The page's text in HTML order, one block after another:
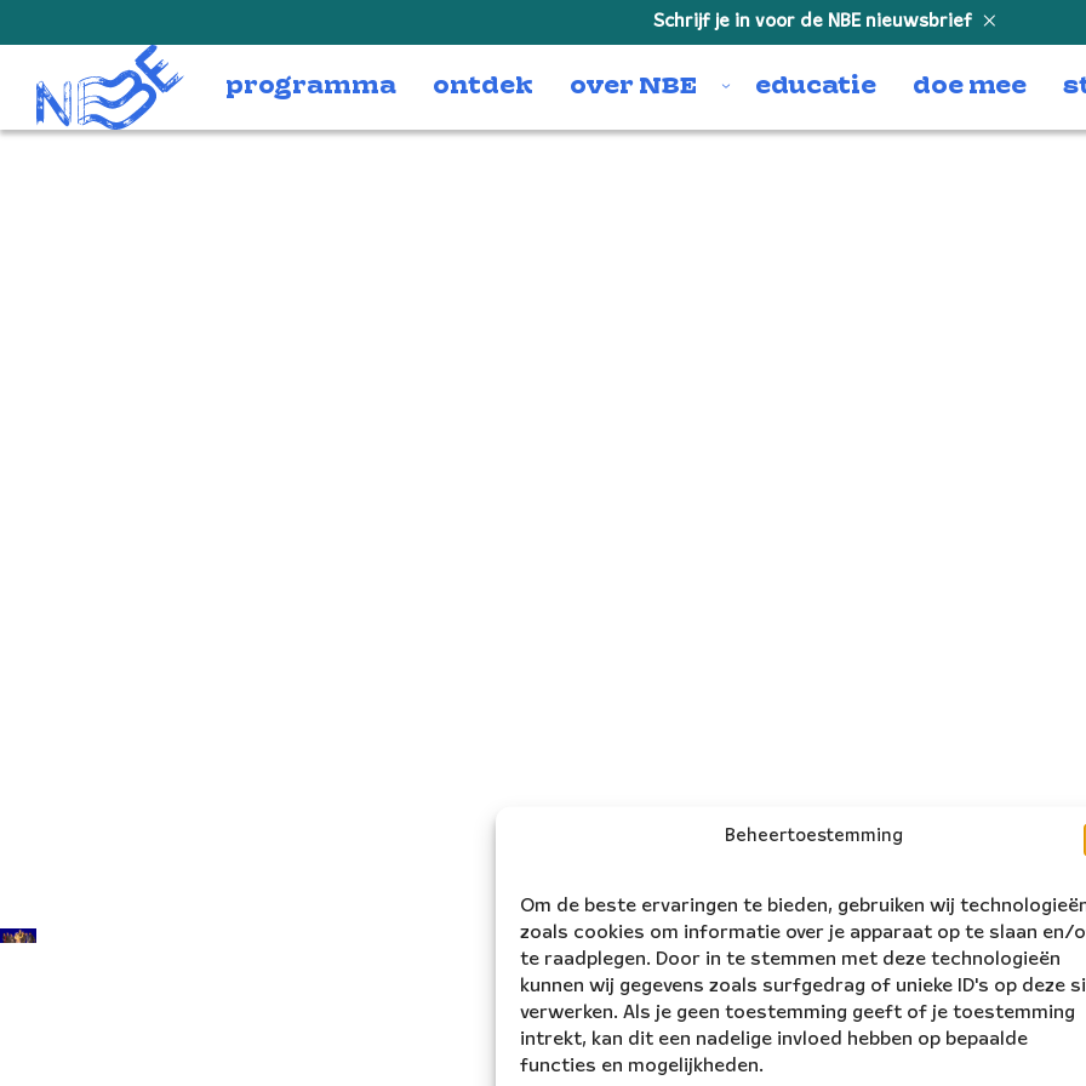
Beheertoestemming
Om de beste ervaringen te bieden, gebruiken wij
zoals cookies om informatie over je apparaat op te slaan en/
te raadplegen. Door in te stemmen met deze technologieën
kunnen wij gegevens zoals surfgedrag of unieke ID's op deze
verwerken. Als je geen toestemming geeft of je toestemming
intrekt, kan dit een nadelige invloed hebben op bepaalde
functies en mogelijkheden.
Schrijf je in voor de NBE nieuwsbrief
programma ontdek over NBE educatie doe mee